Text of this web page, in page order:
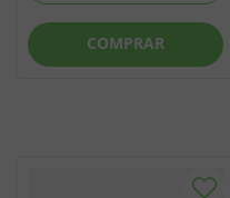
COMPRAR